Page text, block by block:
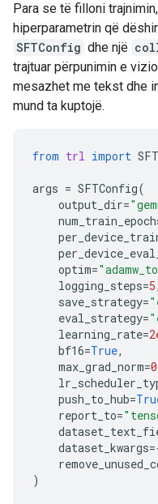
Para se të filloni
hiperparametrin që
SFTConfig dhe një
trajtuar përpunimin e
mesazhet me tekst dhe
mund ta kuptojë.
from trl import
args = SFTConfig(
output_dir=
optim=
logging_steps=5,
save_strategy=
eval_strategy=
learning_rate=
bf16=True,
max_grad_norm=
push_to_hub=
report_to=
dataset_kwargs=
)